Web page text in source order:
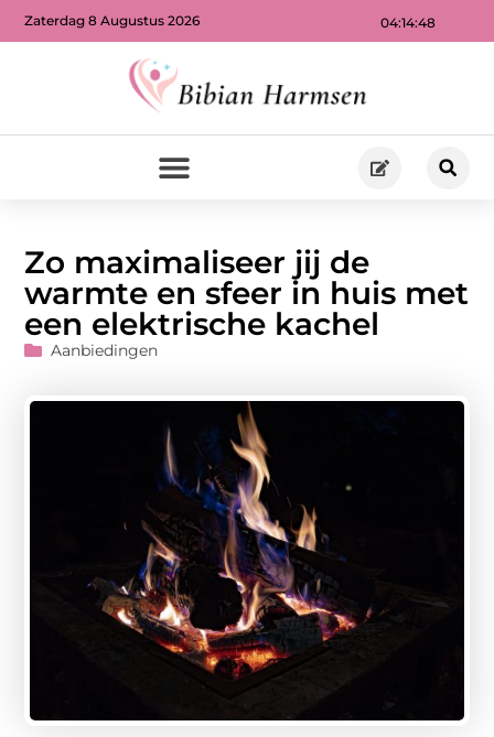
04:14:50
Zaterdag 8 Augustus 2026
Zo maximaliseer jij de
warmte en sfeer in huis met
een elektrische kachel
Aanbiedingen